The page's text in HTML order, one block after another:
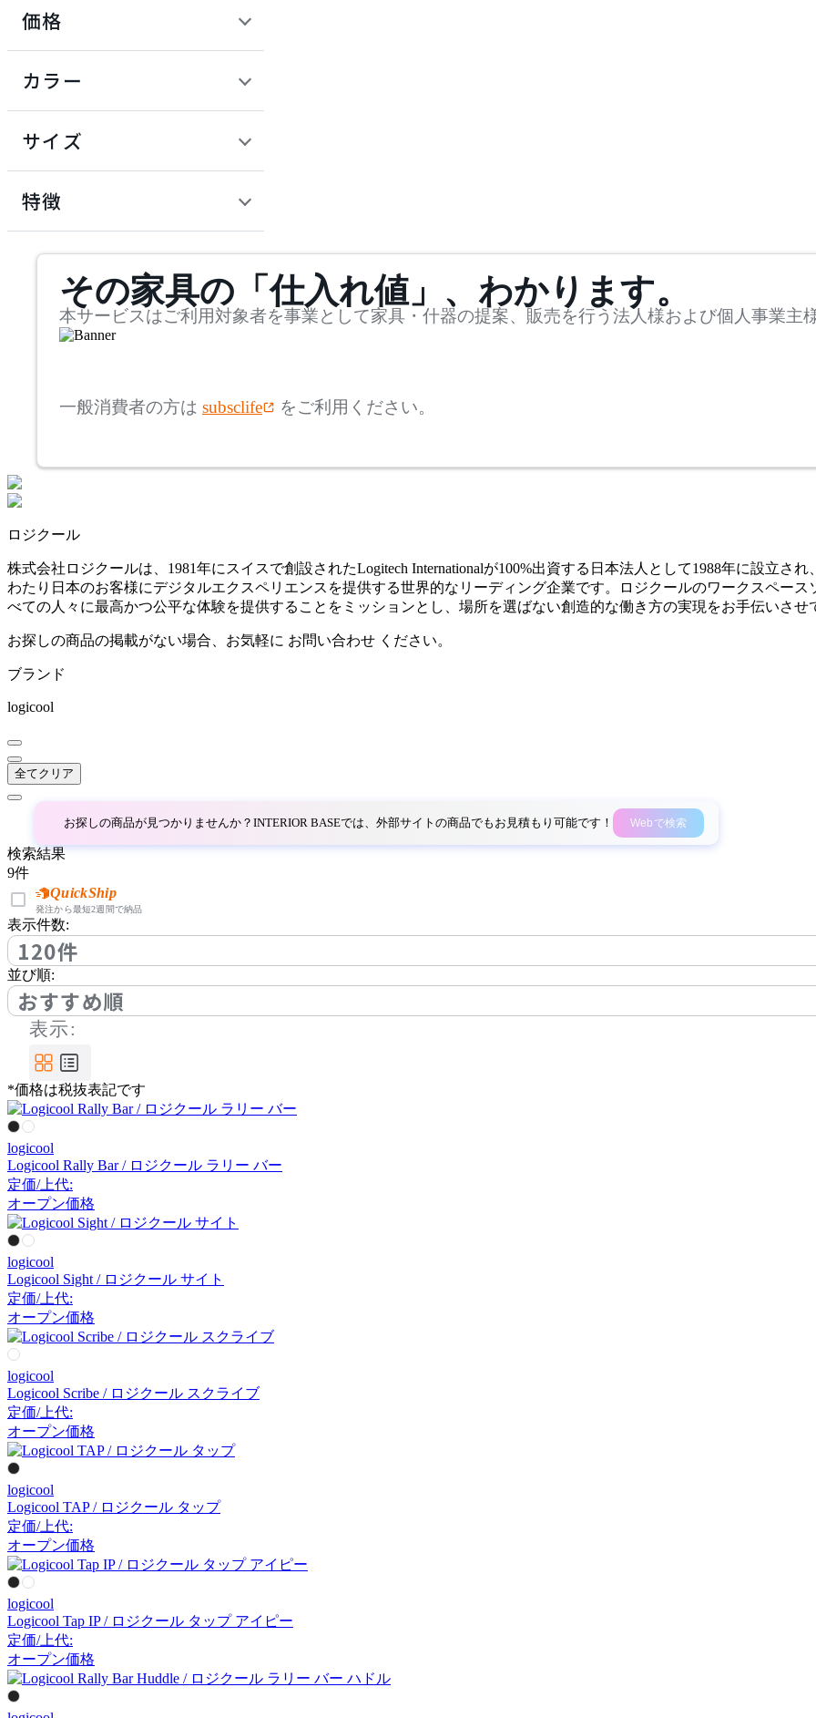
キッチン家電
オフプライス什器
アクメファニチャー
ADAL
アダルトータルインテリ
アコレクション
AINX
アイネクス
Andreu World
アンドリューワールド
アノニマカステッリ
Another Garden
アナザーガーデン
ARIAKE
アリアケ
arper
アルペール
arrmet
アーメット
ART WORK STUDIO
アートワークスタジオ
アルテック
アルテミデ
価格
カラー
サイズ
mm
検索
~
~
mm
特徴
その家具の「仕入れ値」、わかります。
本サービスはご利用対象者を事業として家具・什器の提案、販売を行う法人様および個人事業主
一般消費者の方は subsclife をご利用ください。
ロジクール
株式会社ロジクールは、1981年にスイスで創設されたLogitech Internationalが100%出資する日本法人として1988年に設立さ
わたり日本のお客様にデジタルエクスペリエンスを提供する世界的なリーディング企業です。ロジクールのワークスペー
べての人々に最高かつ公平な体験を提供することをミッションとし、場所を選ばない創造的な働き方の実現をお手伝いさせ
お探しの商品の掲載がない場合、お気軽に お問い合わせ ください。
ブランド
logicool
全てクリア
お探しの商品が見つかりませんか？INTERIOR BASEでは、外部サイトの商品でもお見積もり可能です！ Webで検索
検索結果
9件
QuickShip
発注から最短2週間で納品
表示件数:
120件
並び順:
おすすめ順
表示:
*価格は税抜表記です
logicool
Logicool Rally Bar / ロジクール ラリー バー
定価/上代:
オープン価格
logicool
Logicool Sight / ロジクール サイト
定価/上代:
オープン価格
logicool
Logicool Scribe / ロジクール スクライブ
定価/上代:
オープン価格
logicool
Logicool TAP / ロジクール タップ
定価/上代:
オープン価格
logicool
Logicool Tap IP / ロジクール タップ アイピー
定価/上代:
オープン価格